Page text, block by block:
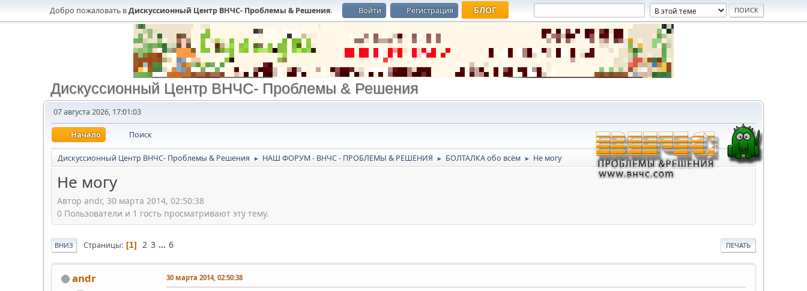
Добро пожаловать вДискуссионный Центр ВНЧС- Проблемы & Решения. Войти Регистрация БЛОГ
Дискуссионный Центр ВНЧС- Проблемы & Решения
07 августа 2026, 17:01:03
Начало Поиск
Дискуссионный Центр ВНЧС- Проблемы & Решения ► НАШ ФОРУМ - ВНЧС - ПРОБЛЕМЫ & РЕШЕНИЯ ► БОЛТАЛКА обо всём ► Не могу
Не могу
Автор andr, 30 марта 2014, 02:50:38
0 Пользователи и 1 гость просматривают эту тему.
ПЕЧАТЬ
ВНИЗ Страницы 1 2 3 ... 6
andr 30 марта 2014, 02:50:38